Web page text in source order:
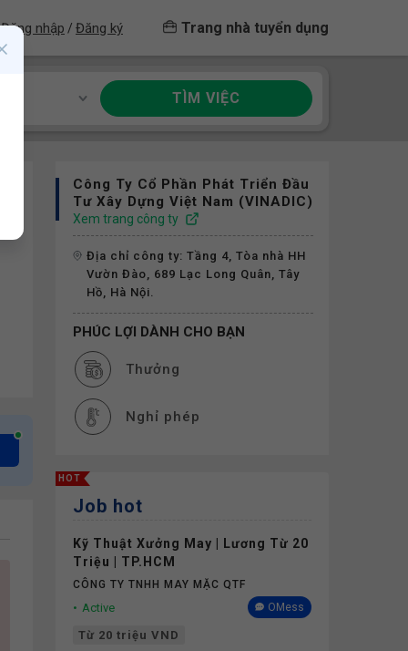
Đăng nhập / Đăng ký Trang nhà tuyển dụng
TÌM VIỆC
Công Ty Cổ Phần Phát Triển Đầu
Tư Xây Dựng Việt Nam (VINADIC)
Xem trang công ty
Địa chỉ công ty: Tầng 4, Tòa nhà HH
Vườn Đào, 689 Lạc Long Quân, Tây
Hồ, Hà Nội.
PHÚC LỢI DÀNH CHO BẠN
Thưởng
Nghỉ phép
HOT
Job hot
Kỹ Thuật Xưởng May | Lương Từ 20
Triệu | TP.HCM
CÔNG TY TNHH MAY MẶC QTF
Active OMess
Từ 20 triệu VND